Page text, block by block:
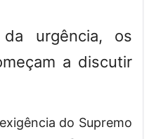
federais no
urgência, os
a discutir